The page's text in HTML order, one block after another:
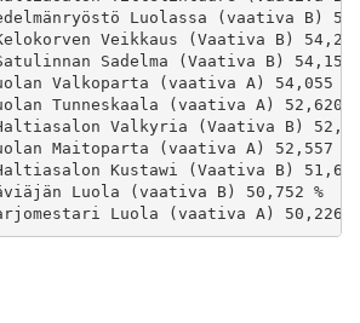
Luolassa (vaativa B)
Veikkaus (Vaativa B) 54,213
Sadelma (Vaativa B) 54,153
Valkoparta (vaativa A) 54,055 %
Tunneskaala (vaativa A) 52,620
Valkyria (Vaativa B)
Maitoparta (vaativa A) 52,557 %
Kustawi (Vaativa B) 51,608
Luola (vaativa B) 50,752 %
Luola (vaativa A) 50,226